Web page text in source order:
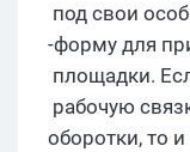
под свои
-форму для
площадки.
рабочую
оборотки, то